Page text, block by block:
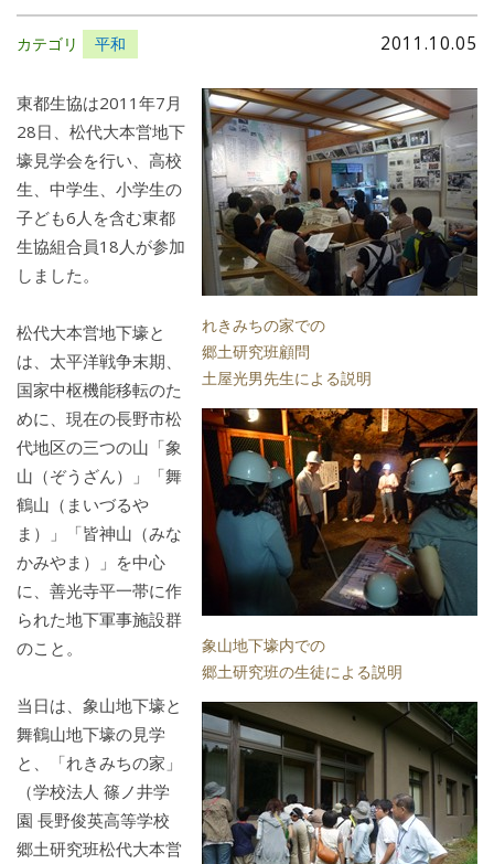
2011.10.05
カテゴリ 平和
れきみちの家での
郷土研究班顧問
土屋光男先生による説明
象山地下壕内での
郷土研究班の生徒による説明
東都生協は2011年7月
28日、松代大本営地下
壕見学会を行い、高校
生、中学生、小学生の
子ども6人を含む東都
生協組合員18人が参加
しました。
松代大本営地下壕と
は、太平洋戦争末期、
国家中枢機能移転のた
めに、現在の長野市松
代地区の三つの山「象
山（ぞうざん）」「舞
鶴山（まいづるや
ま）」「皆神山（みな
かみやま）」を中心
に、善光寺平一帯に作
られた地下軍事施設群
のこと。
当日は、象山地下壕と
舞鶴山地下壕の見学
と、「れきみちの家」
（学校法人 篠ノ井学
園 長野俊英高等学校
郷土研究班松代大本営